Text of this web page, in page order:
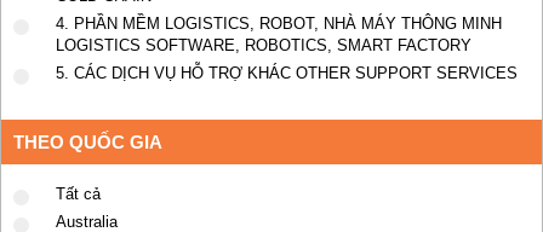
4. PHẦN MỀM LOGISTICS, ROBOT, NHÀ MÁY THÔNG MINH
LOGISTICS SOFTWARE, ROBOTICS, SMART FACTORY
5. CÁC DỊCH VỤ HỖ TRỢ KHÁC OTHER SUPPORT SERVICES
THEO QUỐC GIA
Tất cả
Australia